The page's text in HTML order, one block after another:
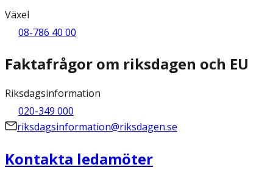
Växel
08-786 40 00
Faktafrågor om riksdagen och EU
Riksdagsinformation
020-349 000
riksdagsinformation@riksdagen.se
Kontakta ledamöter